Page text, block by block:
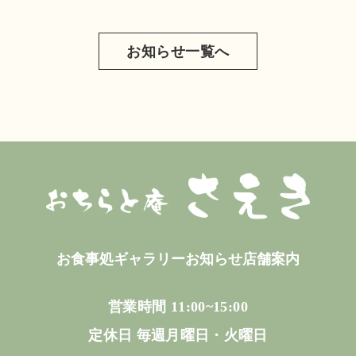
お知らせ一覧へ
お食事処ギャラリーお知らせ店舗案内
営業時間 11:00~15:00
定休日 毎週月曜日・火曜日